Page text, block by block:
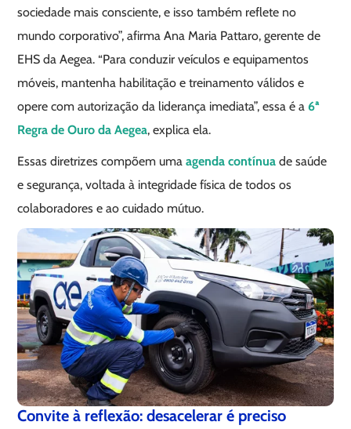
sociedade mais consciente, e isso também reflete no
mundo corporativo”, afirma Ana Maria Pattaro, gerente de
EHS da Aegea. “Para conduzir veículos e equipamentos
móveis, mantenha habilitação e treinamento válidos e
opere com autorização da liderança imediata”, essa é a6ª
Regra de Ouro da Aegea, explica ela.
Essas diretrizes compõem umaagenda contínua de saúde
e segurança, voltada à integridade física de todos os
colaboradores e ao cuidado mútuo.
Convite à reflexão: desacelerar é preciso